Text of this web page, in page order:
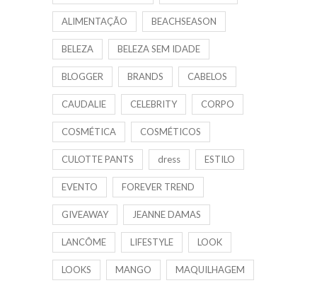
ALIMENTAÇÃO BEACHSEASON
BELEZA BELEZA SEM IDADE
BLOGGER BRANDS CABELOS
CAUDALIE CELEBRITY CORPO
COSMÉTICA COSMÉTICOS
CULOTTE PANTS dress ESTILO
EVENTO FOREVER TREND
GIVEAWAY JEANNE DAMAS
LANCÔME LIFESTYLE LOOK
LOOKS MANGO MAQUILHAGEM